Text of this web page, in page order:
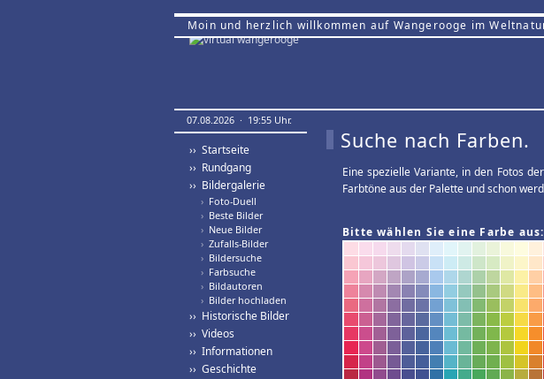
Moin und herzlich willkommen auf Wangerooge im
07.08.2026 · 19:55 Uhr.
›› Startseite
›› Rundgang
›› Bildergalerie
› Foto-Duell
› Beste Bilder
› Neue Bilder
› Zufalls-Bilder
› Bildersuche
› Farbsuche
› Bildautoren
› Bilder hochladen
›› Historische Bilder
›› Videos
›› Informationen
›› Geschichte
Suche nach Farben.
Eine spezielle Variante, in den Fotos
Farbtöne aus der Palette und schon
Bitte wählen Sie eine Farbe aus: